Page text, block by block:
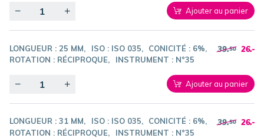
Quantity Ajouter au panier
LONGUEUR : 25 MM ISO : ISO 035 CONICITÉ : 6%
ROTATION : RÉCIPROQUE INSTRUMENT : N°35
39.50 26.-
Quantity Ajouter au panier
LONGUEUR : 31 MM ISO : ISO 035 CONICITÉ : 6%
ROTATION : RÉCIPROQUE INSTRUMENT : N°35
39.50 26.-